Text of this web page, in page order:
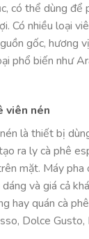
có thể dùng để
Có nhiều loại
gốc, hương
phổ biến như
viên nén
là thiết bị
ra ly cà phê
mặt. Máy pha
và giá cả
hay quán cà
Dolce Gusto,